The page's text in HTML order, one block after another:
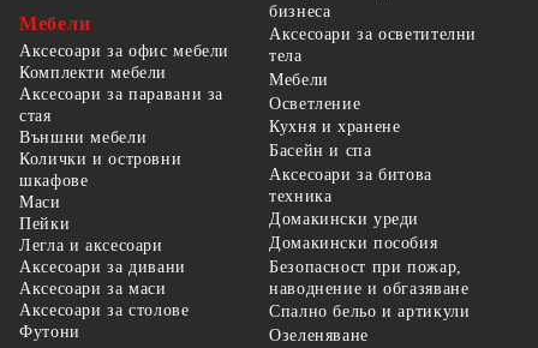
Мебели
Аксесоари за офис мебели
Комплекти мебели
Аксесоари за паравани за
стая
Външни мебели
Колички и островни
шкафове
Маси
Пейки
Легла и аксесоари
Аксесоари за дивани
Аксесоари за маси
Аксесоари за столове
Футони
бизнеса
Аксесоари за осветителни
тела
Мебели
Осветление
Кухня и хранене
Басейн и спа
Аксесоари за битова
техника
Домакински уреди
Домакински пособия
Безопасност при пожар,
наводнение и обгазяване
Спално бельо и артикули
Озеленяване